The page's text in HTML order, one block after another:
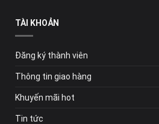
TÀI KHOẢN
Đăng ký thành viên
Thông tin giao hàng
Khuyến mãi hot
Tin tức